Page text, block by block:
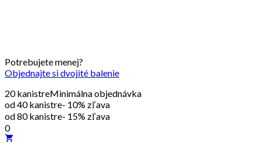
Potrebujete menej?
Objednajte si dvojité balenie
20 kanistreMinimálna objednávka
od 40 kanistre- 10% zľava
od 80 kanistre- 15% zľava
0